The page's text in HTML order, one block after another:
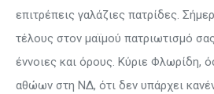
επιτρέπεις γαλάζιες πατρίδες.
τέλους στον μαϊμού πατριωτισμό
έννοιες και όρους. Κύριε Φλωρίδη,
αθώων στη ΝΔ, ότι δεν υπάρχει